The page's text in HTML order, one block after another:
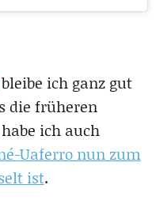
bleibe ich ganz gut
die früheren
ich auch
Uaferro nun zum
ist.